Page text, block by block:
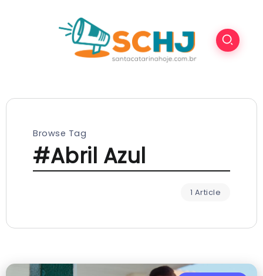
Browse Tag
#Abril Azul
1 Article